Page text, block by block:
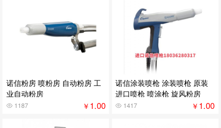
诺信粉房 喷粉房 自动粉房 工
业自动粉房
1187 ￥1.00
诺信涂装喷枪 涂装喷枪 原装
进口喷枪 喷涂枪 旋风粉房
1417 ￥1.00